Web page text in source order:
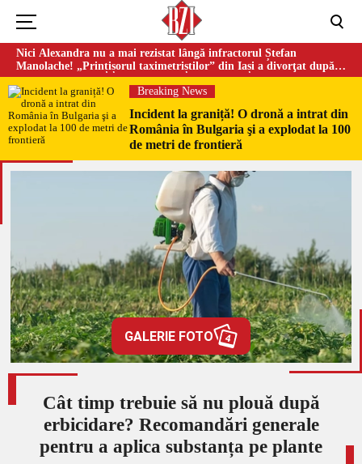
Nici Alexandra nu a mai rezistat lângă infractorul Ștefan
Manolache! „Prințișorul taximetriștilor” din Iași a divorţat după
doi ani de căsnicie
Breaking News
Incident la graniță! O dronă a intrat din
România în Bulgaria şi a explodat la 100
de metri de frontieră
GALERIE FOTO 4
Cât timp trebuie să nu plouă după
erbicidare? Recomandări generale
pentru a aplica substanța pe plante